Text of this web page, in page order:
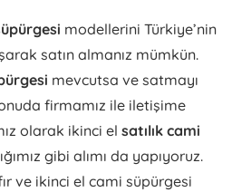
modellerini Türkiye’nin
satın almanız mümkün.
mevcutsa ve satmayı
firmamız ile iletişime
olarak ikinci el satılık cami
gibi alımı da yapıyoruz.
ve ikinci el cami süpürgesi